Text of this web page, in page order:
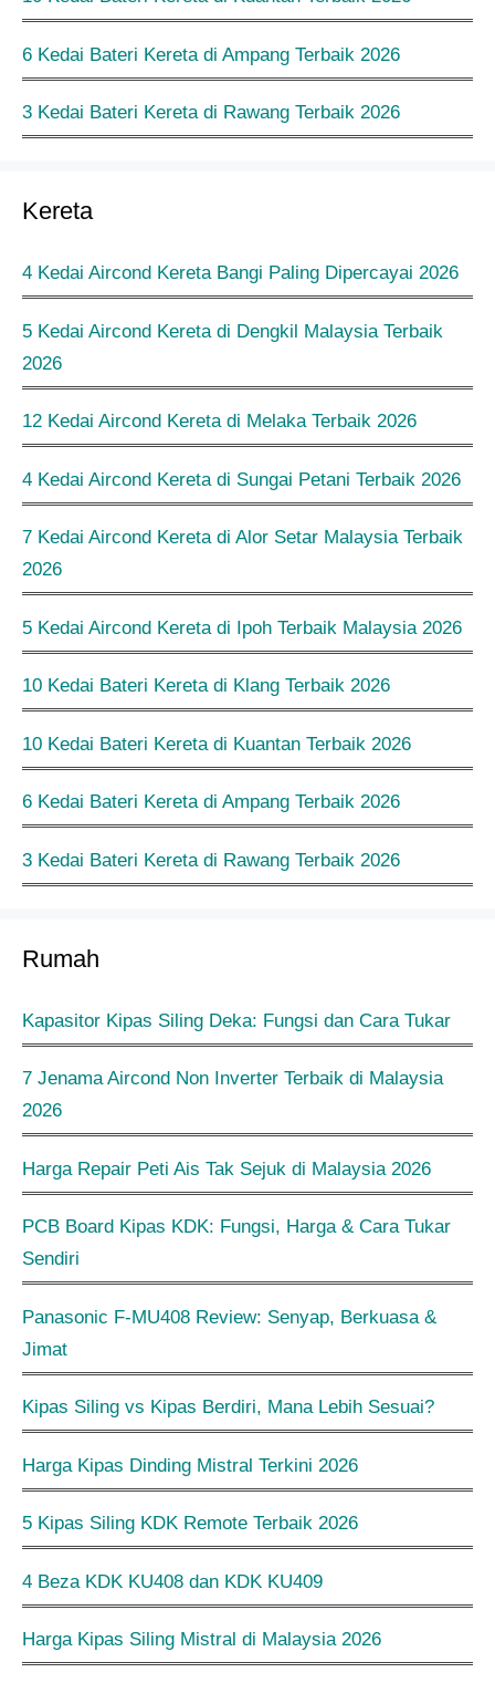
6 Kedai Bateri Kereta di Ampang Terbaik 2026
3 Kedai Bateri Kereta di Rawang Terbaik 2026
Kereta
4 Kedai Aircond Kereta Bangi Paling Dipercayai 2026
5 Kedai Aircond Kereta di Dengkil Malaysia Terbaik
2026
12 Kedai Aircond Kereta di Melaka Terbaik 2026
4 Kedai Aircond Kereta di Sungai Petani Terbaik 2026
7 Kedai Aircond Kereta di Alor Setar Malaysia Terbaik
2026
5 Kedai Aircond Kereta di Ipoh Terbaik Malaysia 2026
10 Kedai Bateri Kereta di Klang Terbaik 2026
10 Kedai Bateri Kereta di Kuantan Terbaik 2026
6 Kedai Bateri Kereta di Ampang Terbaik 2026
3 Kedai Bateri Kereta di Rawang Terbaik 2026
Rumah
Kapasitor Kipas Siling Deka: Fungsi dan Cara Tukar
7 Jenama Aircond Non Inverter Terbaik di Malaysia
2026
Harga Repair Peti Ais Tak Sejuk di Malaysia 2026
PCB Board Kipas KDK: Fungsi, Harga & Cara Tukar
Sendiri
Panasonic F-MU408 Review: Senyap, Berkuasa &
Jimat
Kipas Siling vs Kipas Berdiri, Mana Lebih Sesuai?
Harga Kipas Dinding Mistral Terkini 2026
5 Kipas Siling KDK Remote Terbaik 2026
4 Beza KDK KU408 dan KDK KU409
Harga Kipas Siling Mistral di Malaysia 2026